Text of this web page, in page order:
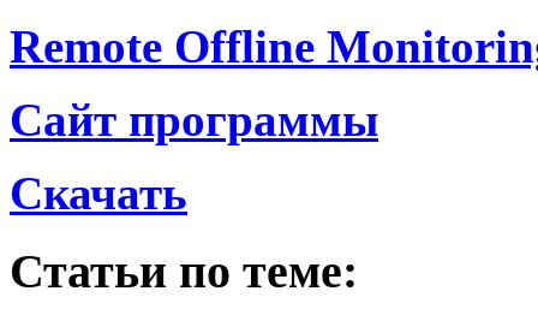
Remote Offline
Сайт программы
Скачать
Статьи по теме: